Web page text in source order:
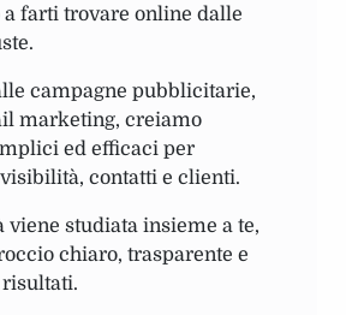
farti trovare online dalle
campagne pubblicitarie,
marketing, creiamo
ed efficaci per
contatti e clienti.
viene studiata insieme a te,
chiaro, trasparente e